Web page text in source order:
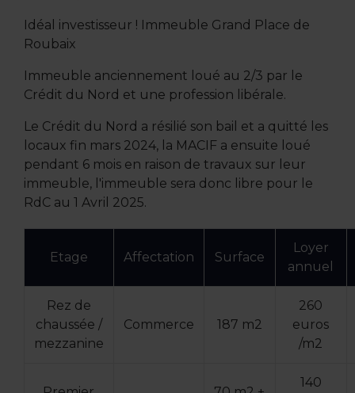
Idéal investisseur ! Immeuble Grand Place de
Roubaix
Immeuble anciennement loué au 2/3 par le
Crédit du Nord et une profession libérale.
Le Crédit du Nord a résilié son bail et a quitté les
locaux fin mars 2024, la MACIF a ensuite loué
pendant 6 mois en raison de travaux sur leur
immeuble, l'immeuble sera donc libre pour le
RdC au 1 Avril 2025.
Etage Affectation Surface
Loyer
annuel
Rez de
chaussée /
mezzanine
Commerce 187 m2
260
euros
/m2
140